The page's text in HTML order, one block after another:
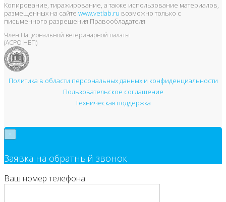
Копирование, тиражирование, а также использование материалов,
размещенных на сайте www.vetlab.ru возможно только с
письменного разрешения Правообладателя
Член Национальной ветеринарной палаты
(АСРО НВП)
Политика в области персональных данных и конфиденциальности
Пользовательское соглашение
Техническая поддержка
Заявка на обратный звонок
Ваш номер телефона